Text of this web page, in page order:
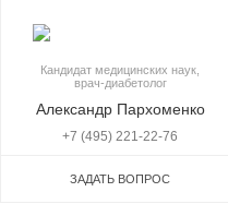
Кандидат медицинских наук,
врач-диабетолог
Александр Пархоменко
+7 (495) 221-22-76
ЗАДАТЬ ВОПРОС